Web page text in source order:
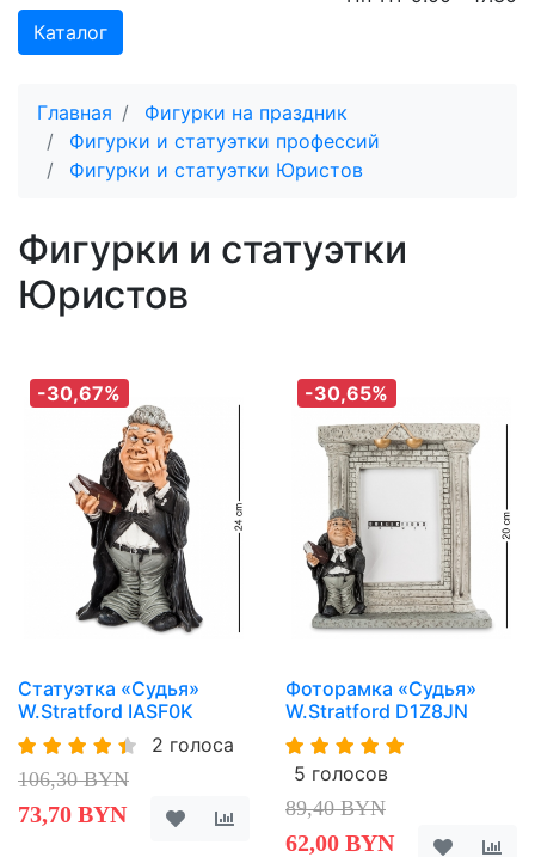
Каталог
Главная
Фигурки на праздник
Фигурки и статуэтки профессий
Фигурки и статуэтки Юристов
Фигурки и статуэтки
Юристов
-30,67%
Статуэтка «Судья»
W.Stratford IASF0K
2 голоса
106,30 BYN
73,70 BYN
-30,65%
Фоторамка «Судья»
W.Stratford D1Z8JN
5 голосов
89,40 BYN
62,00 BYN